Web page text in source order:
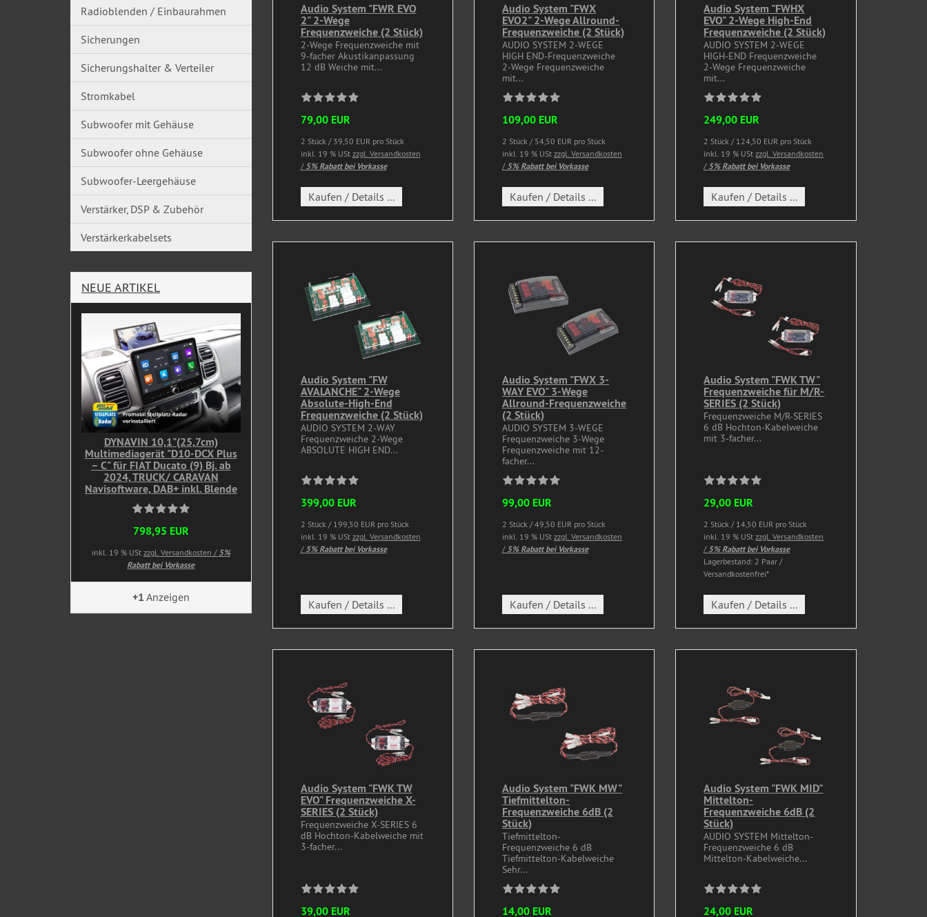
Audio System "FWR EVO
2" 2-Wege
Frequenzweiche (2 Stück)
2-Wege Frequenzweiche mit
9-facher Akustikanpassung
12 dB Weiche mit...
79,00 EUR
2 Stück / 39,50 EUR pro Stück
inkl. 19 % USt zzgl. Versandkosten
/ 5% Rabatt bei Vorkasse
Kaufen / Details ...
Audio System "FWX
EVO2" 2-Wege Allround-
Frequenzweiche (2 Stück)
AUDIO SYSTEM 2-WEGE
HIGH END-Frequenzweiche
2-Wege Frequenzweiche
mit...
109,00 EUR
2 Stück / 54,50 EUR pro Stück
inkl. 19 % USt zzgl. Versandkosten
/ 5% Rabatt bei Vorkasse
Kaufen / Details ...
Audio System "FWHX
EVO" 2-Wege High-End
Frequenzweiche (2 Stück)
AUDIO SYSTEM 2-WEGE
HIGH-END Frequenzweiche
2-Wege Frequenzweiche
mit...
249,00 EUR
2 Stück / 124,50 EUR pro Stück
inkl. 19 % UStzzgl. Versandkosten
/ 5% Rabatt bei Vorkasse
Kaufen / Details ...
Audio System "FW
AVALANCHE" 2-Wege
Absolute-High-End
Frequenzweiche (2 Stück)
AUDIO SYSTEM 2-WAY
Frequenzweiche 2-Wege
ABSOLUTE HIGH END...
399,00 EUR
2 Stück / 199,50 EUR pro Stück
inkl. 19 % USt zzgl. Versandkosten
/ 5% Rabatt bei Vorkasse
Kaufen / Details ...
Audio System "FWX 3-
WAY EVO" 3-Wege
Allround-Frequenzweiche
(2 Stück)
AUDIO SYSTEM 3-WEGE
Frequenzweiche 3-Wege
Frequenzweiche mit 12-
facher...
99,00 EUR
2 Stück / 49,50 EUR pro Stück
inkl. 19 % USt zzgl. Versandkosten
/ 5% Rabatt bei Vorkasse
Kaufen / Details ...
Audio System "FWK TW"
Frequenzweiche für M/R-
SERIES (2 Stück)
Frequenzweiche M/R-SERIES
6 dB Hochton-Kabelweiche
mit 3-facher...
29,00 EUR
2 Stück / 14,50 EUR pro Stück
inkl. 19 % UStzzgl. Versandkosten
/ 5% Rabatt bei Vorkasse
Lagerbestand: 2 Paar /
Versandkostenfrei*
Kaufen / Details ...
Audio System "FWK TW
EVO" Frequenzweiche X-
SERIES (2 Stück)
Frequenzweiche X-SERIES 6
dB Hochton-Kabelweiche mit
3-facher...
39,00 EUR
Audio System "FWK MW"
Tiefmittelton-
Frequenzweiche 6dB (2
Stück)
Tiefmittelton-
Frequenzweiche 6 dB
Tiefmittelton-Kabelweiche
Sehr...
14,00 EUR
Audio System "FWK MID"
Mittelton-
Frequenzweiche 6dB (2
Stück)
AUDIO SYSTEM Mittelton-
Frequenzweiche 6 dB
Mittelton-Kabelweiche...
24,00 EUR
Radioblenden / Einbaurahmen
Sicherungen
Sicherungshalter & Verteiler
Stromkabel
Subwoofer mit Gehäuse
Subwoofer ohne Gehäuse
Subwoofer-Leergehäuse
Verstärker, DSP & Zubehör
Verstärkerkabelsets
NEUE ARTIKEL
DYNAVIN 10,1"(25,7cm)
Multimediagerät "D10-DCX Plus
– C" für FIAT Ducato (9) Bj. ab
2024, TRUCK/ CARAVAN
Navisoftware, DAB+ inkl. Blende
798,95 EUR
inkl. 19 % USt zzgl. Versandkosten / 5%
Rabatt bei Vorkasse
+1 Anzeigen